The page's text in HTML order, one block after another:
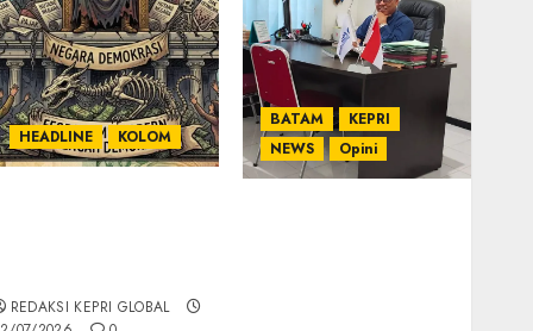
HEADLINE KOLOM
REDAKSI KEPRI GLOBAL
BATAM
KEPRI
NEWS
Opini